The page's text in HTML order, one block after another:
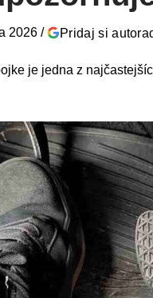
2026 / Pridaj si
je jedna z